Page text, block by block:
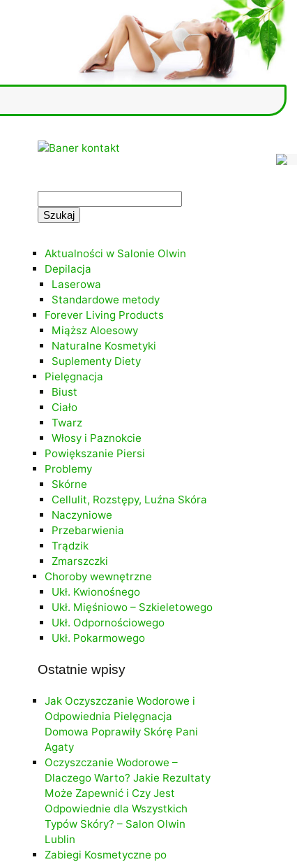
Aktualności w Salonie Olwin
Depilacja
Laserowa
Standardowe metody
Forever Living Products
Miąższ Aloesowy
Naturalne Kosmetyki
Suplementy Diety
Pielęgnacja
Biust
Ciało
Twarz
Włosy i Paznokcie
Powiększanie Piersi
Problemy
Skórne
Cellulit, Rozstępy, Luźna Skóra
Naczyniowe
Przebarwienia
Trądzik
Zmarszczki
Choroby wewnętrzne
Ukł. Kwionośnego
Ukł. Mięśniowo – Szkieletowego
Ukł. Odpornościowego
Ukł. Pokarmowego
Ostatnie wpisy
Jak Oczyszczanie Wodorowe i
Odpowiednia Pielęgnacja
Domowa Poprawiły Skórę Pani
Agaty
Oczyszczanie Wodorowe –
Dlaczego Warto? Jakie Rezultaty
Może Zapewnić i Czy Jest
Odpowiednie dla Wszystkich
Typów Skóry? – Salon Olwin
Lublin
Zabiegi Kosmetyczne po